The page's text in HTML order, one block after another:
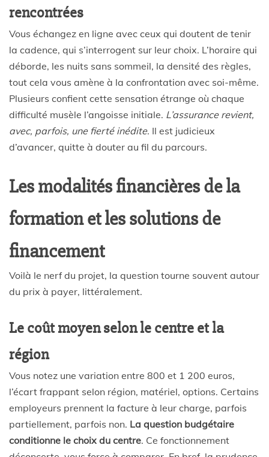
rencontrées
Vous échangez en ligne avec ceux qui doutent de tenir
la cadence, qui s’interrogent sur leur choix. L’horaire qui
déborde, les nuits sans sommeil, la densité des règles,
tout cela vous amène à la confrontation avec soi-même.
Plusieurs confient cette sensation étrange où chaque
difficulté musèle l’angoisse initiale. L’assurance revient,
avec, parfois, une fierté inédite. Il est judicieux
d’avancer, quitte à douter au fil du parcours.
Les modalités financières de la
formation et les solutions de
financement
Voilà le nerf du projet, la question tourne souvent autour
du prix à payer, littéralement.
Le coût moyen selon le centre et la
région
Vous notez une variation entre 800 et 1 200 euros,
l’écart frappant selon région, matériel, options. Certains
employeurs prennent la facture à leur charge, parfois
partiellement, parfois non. La question budgétaire
conditionne le choix du centre. Ce fonctionnement